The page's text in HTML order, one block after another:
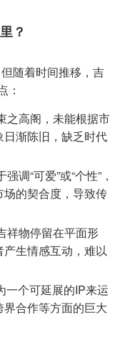
？
随着时间推移，吉
：
之高阁，未能根据市
渐陈旧，缺乏时代
调“可爱”或“个性”，
的契合度，导致传
祥物停留在平面形
生情感互动，难以
一个可延展的IP来运
合作等方面的巨大